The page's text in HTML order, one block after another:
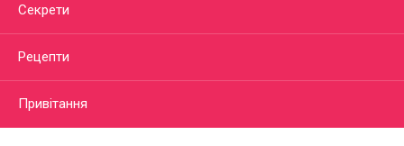
Секрети
Рецепти
Привітання